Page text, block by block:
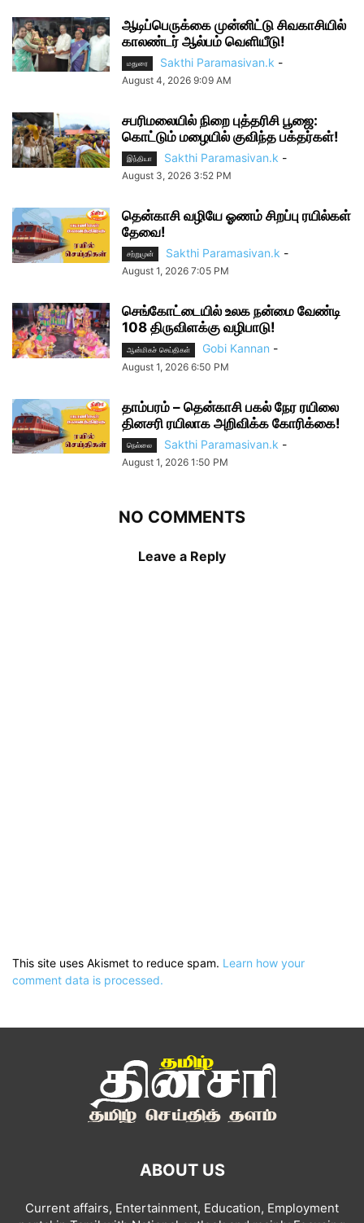
ஆடிப்பெருக்கை முன்னிட்டு சிவகாசியில்
காலண்டர் ஆல்பம் வெளியீடு!
மதுரை Sakthi Paramasivan.k -
August 4, 2026 9:09 AM
சபரிமலையில் நிறை புத்தரிசி பூஜை:
கொட்டும் மழையில் குவிந்த பக்தர்கள்!
இந்தியா Sakthi Paramasivan.k -
August 3, 2026 3:52 PM
தென்காசி வழியே ஓணம் சிறப்பு ரயில்கள்
தேவை!
சற்றுமுன் Sakthi Paramasivan.k -
August 1, 2026 7:05 PM
செங்கோட்டையில் உலக நன்மை வேண்டி
108 திருவிளக்கு வழிபாடு!
ஆன்மிகச் செய்திகள் Gobi Kannan -
August 1, 2026 6:50 PM
தாம்பரம் – தென்காசி பகல் நேர ரயிலை
தினசரி ரயிலாக அறிவிக்க கோரிக்கை!
நெல்லை Sakthi Paramasivan.k -
August 1, 2026 1:50 PM
NO COMMENTS
Leave a Reply
This site uses Akismet to reduce spam. Learn how your
comment data is processed.
ABOUT US
Current affairs, Entertainment, Education, Employment